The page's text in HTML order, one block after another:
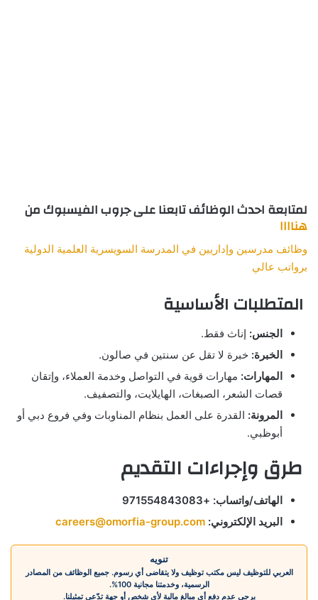
لمتابعة احدث الوظائف تابعنا على جروب الفيسبوك من
هناااا
وظائف مدرسين وإداريين في المدرسة السويسرية العلمية الدولية
برواتب عالي
المتطلبات الأساسية
الجنس: إناث فقط.
الخبرة: خبرة لا تقل عن سنتين في صالون.
المهارات: مهارات قوية في التواصل وخدمة العملاء، وإتقان
قصات الشعر، الصبغات، الهايلايت، والتصفيف.
المرونة: القدرة على العمل بنظام المناوبات وفي فروع دبي أو
أبوظبي.
طرق وإجراءات التقديم
الهاتف/واتساب: +971554843083
البريد الإلكتروني: careers@omorfia-group.com
تنويه
العربي للتوظيف ليس مكتب توظيف ولا يتقاضى أي رسوم. جميع الوظائف من المصادر
الرسمية، وخدمتنا مجانية 100%.
يرجى عدم دفع أي مبالغ مالية لأي شخص أو جهة تدّعي تمثيلنا.